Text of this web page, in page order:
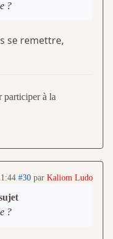
?
se remettre,
participer à la
#30 par Kaliom Ludo
?